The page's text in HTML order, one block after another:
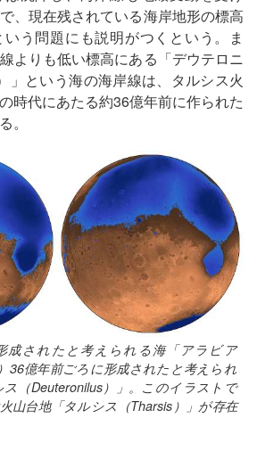
、現在残されている海岸地形の標高
う問題にも説明がつくという。ま
よりも低い標高にある「デウテロニ
」という海の海岸線は、タルシス火
時代にあたる約36億年前に作られた
。
成されたと考えられる海「アラビア
36億年前ごろに形成されたと考えられ
（Deuteronilus）」。このイラストで
山台地「タルシス（Tharsis）」が存在